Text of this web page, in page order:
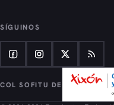
SÍGUINOS
COL SOFITU DE